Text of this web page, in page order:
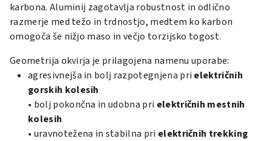
karbona. Aluminij zagotavlja robustnost in odlično
razmerje med težo in trdnostjo, medtem ko karbon
omogoča še nižjo maso in večjo torzijsko togost.
Geometrija okvirja je prilagojena namenu uporabe:
agresivnejša in bolj razpotegnjena pri električnih
gorskih kolesih
• bolj pokončna in udobna pri električnih mestnih
kolesih
• uravnotežena in stabilna pri električnih trekking